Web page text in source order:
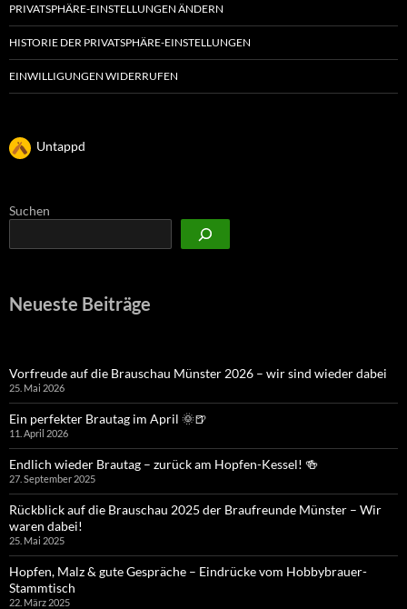
PRIVATSPHÄRE-EINSTELLUNGEN ÄNDERN
HISTORIE DER PRIVATSPHÄRE-EINSTELLUNGEN
EINWILLIGUNGEN WIDERRUFEN
Untappd
Suchen
Neueste Beiträge
Vorfreude auf die Brauschau Münster 2026 – wir sind wieder dabei
25. Mai 2026
Ein perfekter Brautag im April 🌞🍺
11. April 2026
Endlich wieder Brautag – zurück am Hopfen-Kessel! 🍻
27. September 2025
Rückblick auf die Brauschau 2025 der Braufreunde Münster – Wir
waren dabei!
25. Mai 2025
Hopfen, Malz & gute Gespräche – Eindrücke vom Hobbybrauer-
Stammtisch
22. März 2025